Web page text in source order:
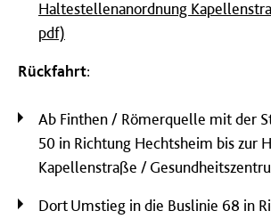
Haltestellenanordnung
pdf)
Rückfahrt:
Ab Finthen / Römerquelle mit der
50 in Richtung Hechtsheim bis zur
Kapellenstraße /
Dort Umstieg in die Buslinie 68 in